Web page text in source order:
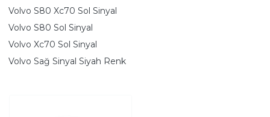
Volvo S80 Xc70 Sol Sinyal
Volvo S80 Sol Sinyal
Volvo Xc70 Sol Sinyal
Volvo Sağ Sinyal Siyah Renk